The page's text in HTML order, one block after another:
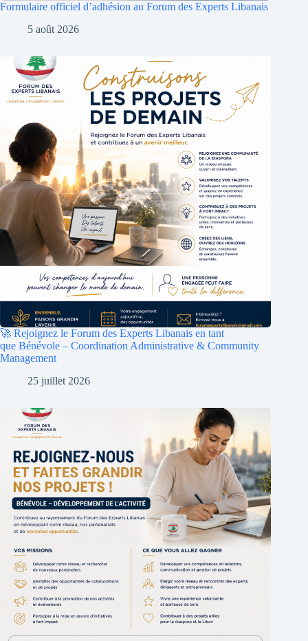
Formulaire officiel d’adhésion au Forum des Experts Libanais
5 août 2026
🚀 Rejoignez le Forum des Experts Libanais en tant
que Bénévole – Coordination Administrative & Community
Management
25 juillet 2026